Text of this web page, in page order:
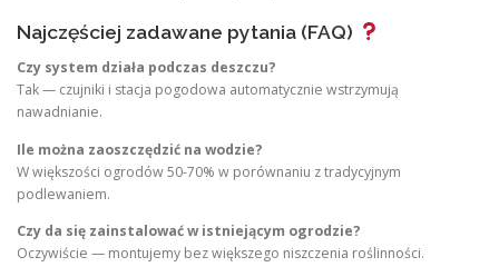
Najczęściej zadawane pytania (FAQ)
Czy system działa podczas deszczu?
Tak — czujniki i stacja pogodowa automatycznie wstrzymują
nawadnianie.
Ile można zaoszczędzić na wodzie?
W większości ogrodów 50-70% w porównaniu z tradycyjnym
podlewaniem.
Czy da się zainstalować w istniejącym ogrodzie?
Oczywiście — montujemy bez większego niszczenia roślinności.